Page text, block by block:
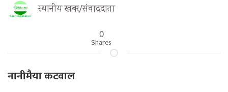
स्थानीय खबर/संवाददाता
0
Shares
नानीमैया कटवाल